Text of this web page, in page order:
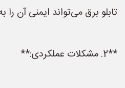
تابلو برق می‌تواند ایمنی آن را
**2. مشکلات عملکردی:**